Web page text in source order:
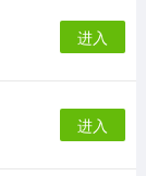
进入
进入